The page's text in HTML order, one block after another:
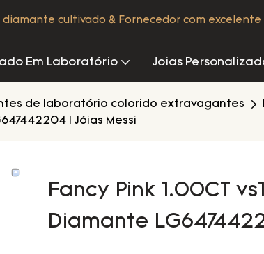
cultivado & Fornecedor com excelente
Em Laboratório Joias
de laboratório colorido extravagantes
| Jóias Messi
Fancy Pink 1.00CT
Diamante